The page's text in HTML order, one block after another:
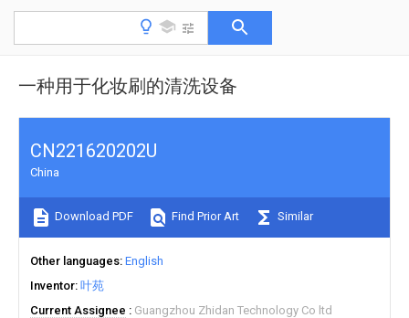
一种用于化妆刷的清洗设备
CN221620202U
China
Download PDF Find Prior Art Similar
Other languages English
Inventor 叶苑
Current Assignee
Guangzhou Zhidan Technology Co ltd